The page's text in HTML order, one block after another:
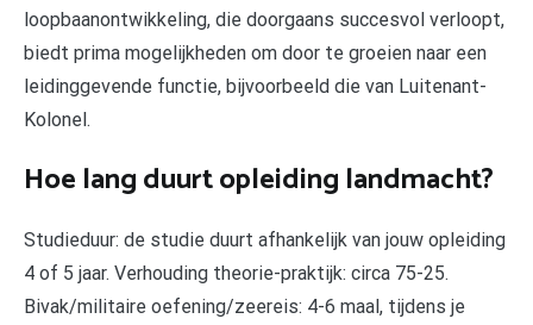
loopbaanontwikkeling, die doorgaans succesvol verloopt,
biedt prima mogelijkheden om door te groeien naar een
leidinggevende functie, bijvoorbeeld die van Luitenant-
Kolonel.
Hoe lang duurt opleiding landmacht?
Studieduur: de studie duurt afhankelijk van jouw opleiding
4 of 5 jaar. Verhouding theorie-praktijk: circa 75-25.
Bivak/militaire oefening/zeereis: 4-6 maal, tijdens je